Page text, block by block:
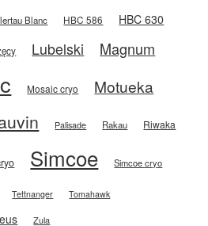
Blanc HBC 586 HBC 630
Lubelski
Magnum
Mosaic cryo Motueka
Palisade Rakau Riwaka
Simcoe Simcoe cryo
Tettnanger Tomahawk
Zula